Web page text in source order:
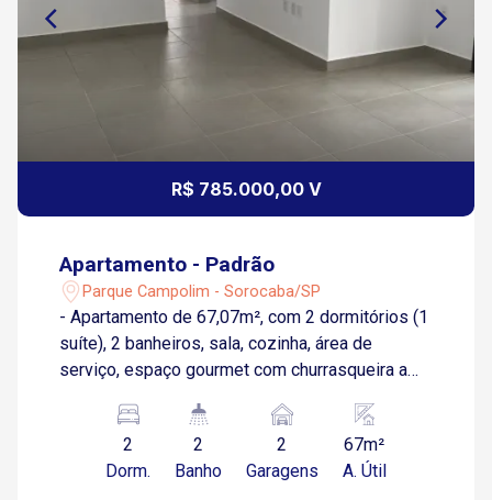
R$ 785.000,00 V
Apartamento - Padrão
Parque Campolim - Sorocaba/SP
- Apartamento de 67,07m², com 2 dormitórios (1
suíte), 2 banheiros, sala, cozinha, área de
serviço, espaço gourmet com churrasqueira a
privativo. - Diferenciais do apto: Infraestrutura
para coifa na varanda gourmet, ar condicionado
para sala e dormitórios e tomada USB na suíte e
2
Dorm.
2
Banho
2
Garagens
67m²
A. Útil